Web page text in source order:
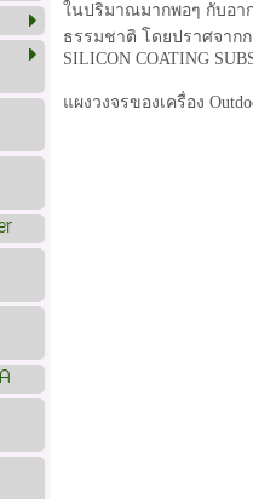
ในปริมาณมากพอๆ กับอา
ธรรมชาติ โดยปราศจาก
SILICON COATING
แผงวงจรของเครื่อง